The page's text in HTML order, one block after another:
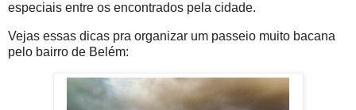
especiais entre os encontrados pela cidade.
Vejas essas dicas pra organizar um passeio muito bacana
pelo bairro de Belém: